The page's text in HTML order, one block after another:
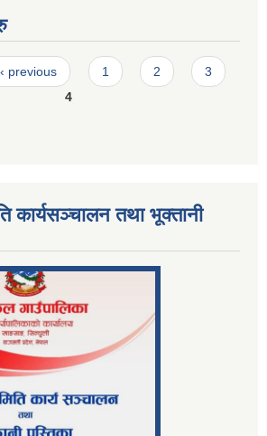
‹ previous 1 2
3
4
कार्यसञ्चालन तथा भूक्तानी